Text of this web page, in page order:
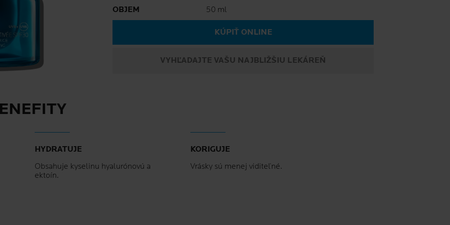
OBJEM Volume
50 ml
KÚPIŤ ONLINE
VYHĽADAJTE VAŠU NAJBLIŽŠIU LEKÁREŇ
HYDRATUJE
Obsahuje kyselinu hyalurónovú a
ektoín.
KORIGUJE
Vrásky sú menej viditeľné.